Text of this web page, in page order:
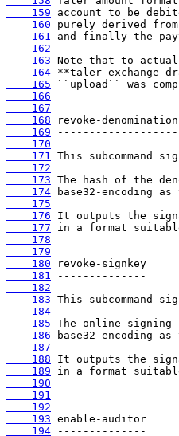
    159
    160
    161
    162
    163
    164
    165
    166
    167
    168
    169
    170
    171
    172
    173
    174
    175
    176
    177
    178
    179
    180
    181
    182
    183
    184
    185
    186
    187
    188
    189
    190
    191
    192
    193
    194